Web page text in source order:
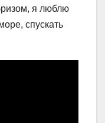
я люблю
спускать